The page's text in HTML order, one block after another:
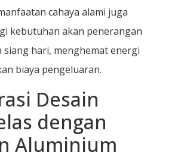
cahaya alami juga
kebutuhan akan penerangan
siang hari, menghemat energi
biaya pengeluaran.
Desain
dengan
Aluminium